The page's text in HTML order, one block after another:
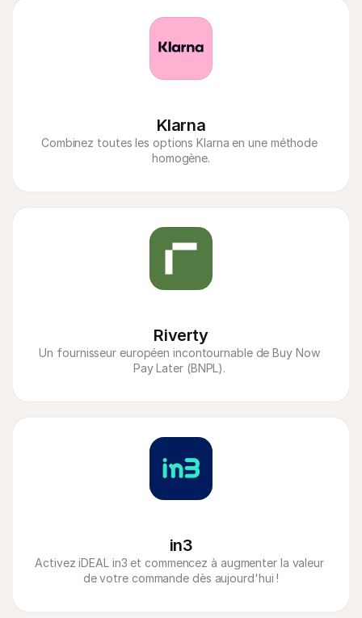
Klarna
Combinez toutes les options Klarna en une méthode
homogène.
Riverty
Un fournisseur européen incontournable de Buy Now
Pay Later (BNPL).
in3
Activez iDEAL in3 et commencez à augmenter la valeur
de votre commande dès aujourd'hui !